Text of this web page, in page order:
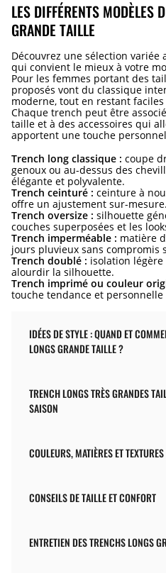
LES DIFFÉRENTS MODÈLES
GRANDE TAILLE
Découvrez une sélection
qui convient le mieux à votre
Pour les femmes portant des
proposés vont du classique
moderne, tout en restant
Chaque trench peut être
taille et à des accessoires qui
apportent une touche
Trench long classique : coupe
genoux ou au-dessus des
élégante et polyvalente.
Trench ceinturé : ceinture à
offre un ajustement sur-mesure.
Trench oversize : silhouette
couches superposées et les
Trench imperméable : matière
jours pluvieux sans compromis
Trench doublé : isolation
alourdir la silhouette.
Trench imprimé ou couleur
touche tendance et personnelle
IDÉES DE STYLE : QUAND ET
LONGS GRANDE TAILLE ?
TRENCH LONGS TRÈS GRANDES
SAISON
COULEURS, MATIÈRES ET TEXTURES
CONSEILS DE TAILLE ET CONFORT
ENTRETIEN DES TRENCHS LONGS